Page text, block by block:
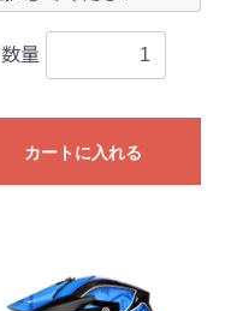
数量
カートに入れる